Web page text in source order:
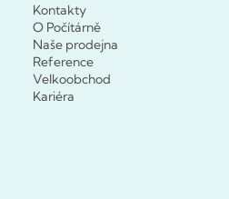
Kontakty
O Počítárně
Naše prodejna
Reference
Velkoobchod
Kariéra